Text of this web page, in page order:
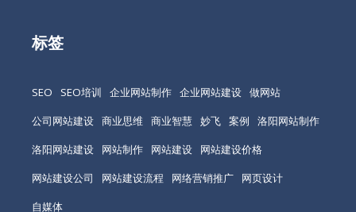
标签
SEO SEO培训 企业网站制作 企业网站建设 做网站
公司网站建设 商业思维 商业智慧 妙飞 案例
洛阳网站制作
洛阳网站建设
网站制作 网站建设
网站建设价格
网站建设公司
网站建设流程 网络营销推广
网页设计
自媒体